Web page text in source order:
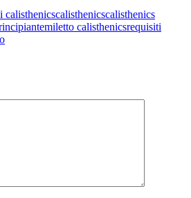
calisthenicscalisthenicscalisthenics
miletto calisthenicsrequisiti